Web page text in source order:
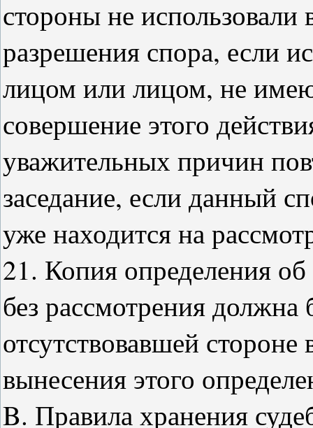
стороны не использовали
разрешения спора, если
лицом или лицом, не
совершение этого
уважительных причин
заседание, если данный
уже находится на
21. Копия определения об
без рассмотрения
отсутствовавшей
вынесения этого
B. Правила хранения